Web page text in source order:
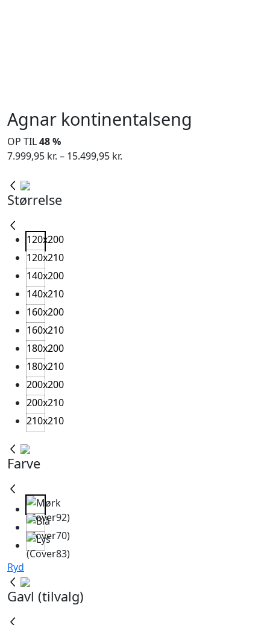
Agnar kontinentalseng
OP TIL48 %
7.999,95 kr. – 15.499,95 kr.
Størrelse
120x200
120x210
140x200
140x210
160x200
160x210
180x200
180x210
200x200
200x210
210x210
Farve
Ryd
Gavl (tilvalg)